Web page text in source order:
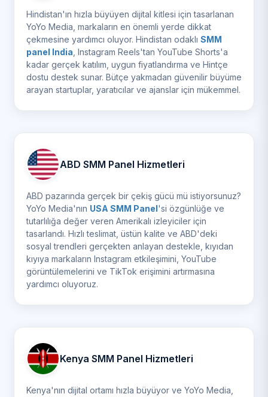
Hindistan'ın hızla büyüyen dijital kitlesi için tasarlanan
YoYo Media, markaların en önemli yerde dikkat
çekmesine yardımcı oluyor. Hindistan odaklı SMM
panel India , Instagram Reels'tan YouTube Shorts'a
kadar gerçek katılım, uygun fiyatlandırma ve Hintçe
dostu destek sunar. Bütçe yakmadan güvenilir büyüme
arayan startuplar, yaratıcılar ve ajanslar için mükemmel.
ABD SMM Panel Hizmetleri
ABD pazarında gerçek bir çekiş gücü mü istiyorsunuz?
YoYo Media'nın USA SMM Panel'si özgünlüğe ve
tutarlılığa değer veren Amerikalı izleyiciler için
tasarlandı. Hızlı teslimat, üstün kalite ve ABD'deki
sosyal trendleri gerçekten anlayan destekle, kıyıdan
kıyıya markaların Instagram etkileşimini, YouTube
görüntülemelerini ve TikTok erişimini artırmasına
yardımcı oluyoruz.
Kenya SMM Panel Hizmetleri
Kenya'nın dijital ortamı hızla büyüyor ve YoYo Media,